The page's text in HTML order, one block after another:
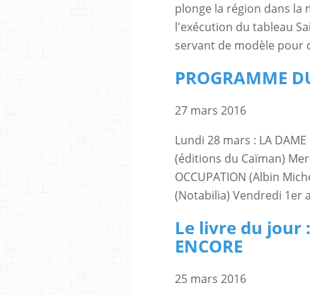
plonge la région dans la
l'exécution du tableau
servant de modèle pour
PROGRAMME
27 mars 2016
Lundi 28 mars : LA DAME
(éditions du Caïman)
OCCUPATION (Albin
(Notabilia) Vendredi 1er
Le livre du jour :
ENCORE
25 mars 2016